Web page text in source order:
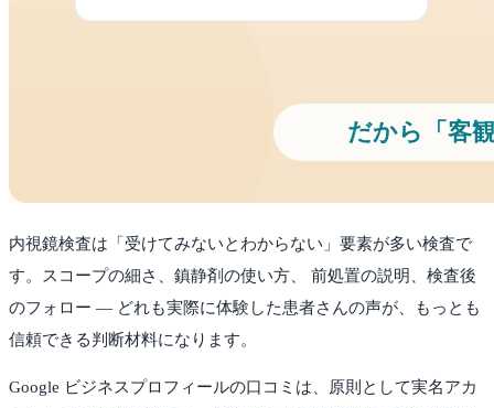
内視鏡検査は「受けてみないとわからない」要素が多い検査で
す。スコープの細さ、鎮静剤の使い方、 前処置の説明、検査後
のフォロー — どれも実際に体験した患者さんの声が、もっとも
信頼できる判断材料になります。
Google ビジネスプロフィールの口コミは、原則として実名アカ